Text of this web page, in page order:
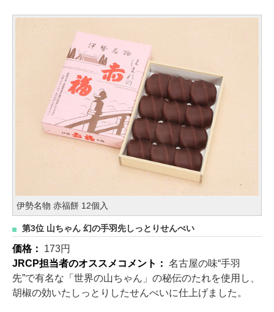
伊勢名物 赤福餅 12個入
第3位 山ちゃん 幻の手羽先しっとりせんべい
価格： 173円
JRCP担当者のオススメコメント： 名古屋の味“手羽
先”で有名な「世界の山ちゃん」の秘伝のたれを使用し、
胡椒の効いたしっとりしたせんべいに仕上げました。